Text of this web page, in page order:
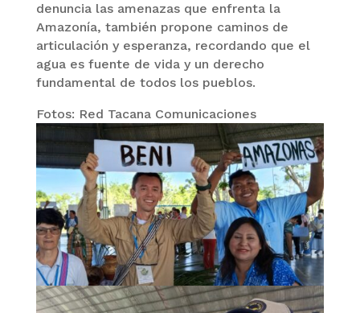
denuncia las amenazas que enfrenta la
Amazonía, también propone caminos de
articulación y esperanza, recordando que el
agua es fuente de vida y un derecho
fundamental de todos los pueblos.
Fotos: Red Tacana Comunicaciones